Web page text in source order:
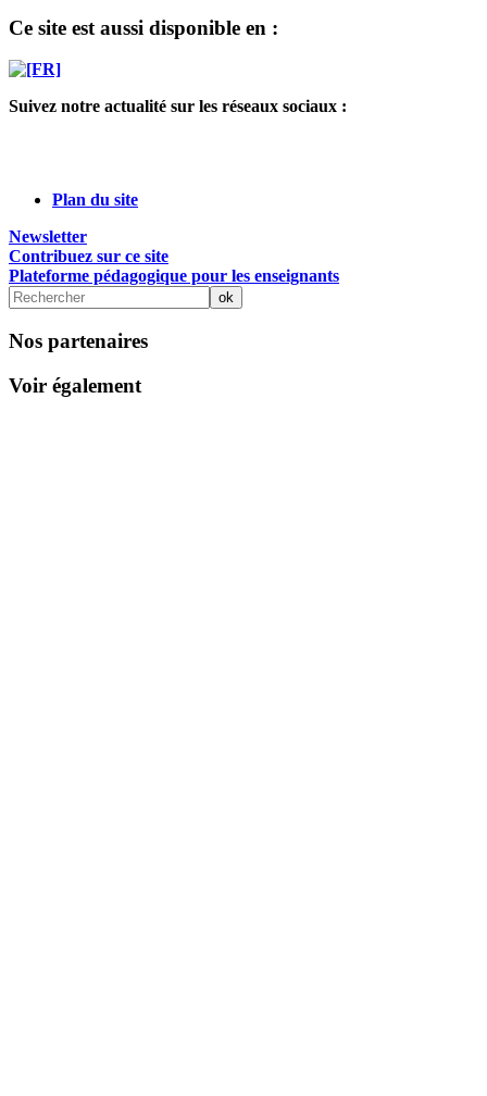
Ce site est aussi disponible en :
Suivez notre actualité sur les réseaux sociaux :
Plan du site
Newsletter
Contribuez sur ce site
Plateforme pédagogique pour les enseignants
Nos partenaires
Voir également